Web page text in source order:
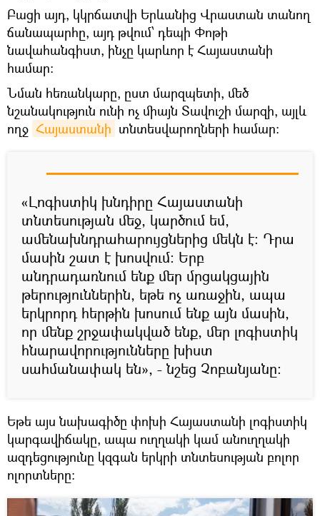
Բացի այդ, կկրճատվի Երևանից Վրաստան տանող
ճանապարհը, այդ թվում՝ դեպի Փոթի
նավահանգիստ, ինչը կարևոր է Հայաստանի
համար։
Նման հեռանկարը, ըստ մարզպետի, մեծ
նշանակություն ունի ոչ միայն Տավուշի մարզի, այլև
ողջ Հայաստանի տնտեսվարողների համար։
«Լոգիստիկ խնդիրը Հայաստանի
տնտեսության մեջ, կարծում եմ,
ամենախնդրահարույցներից մեկն է։ Դրա
մասին շատ է խոսվում։ Երբ
անդրադառնում ենք մեր մրցակցային
թերություններին, եթե ոչ առաջին, ապա
երկրորդ հերթին խոսում ենք այն մասին,
որ մենք շրջափակված ենք, մեր լոգիստիկ
հնարավորությունները խիստ
սահմանափակ են», - նշեց Չոբանյանը։
Եթե այս նախագիծը փոխի Հայաստանի լոգիստիկ
կարգավիճակը, ապա ուղղակի կամ անուղղակի
ազդեցությունը կզգան երկրի տնտեսության բոլոր
ոլորտները։